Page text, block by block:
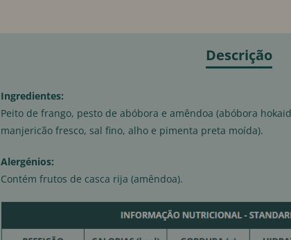
Descrição
Ingredientes:
Peito de frango, pesto de abóbora e amêndoa (abóbora
manjericão fresco, sal fino, alho e pimenta preta moída).
Alergénios:
Contém frutos de casca rija (amêndoa).